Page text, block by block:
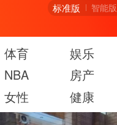
标准版 智能版
体育 娱乐
NBA 房产
女性 健康